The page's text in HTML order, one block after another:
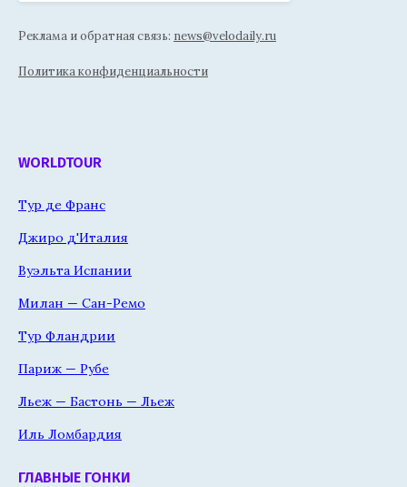
Реклама и обратная связь: news@velodaily.ru
Политика конфиденциальности
WORLDTOUR
Тур де Франс
Джиро д'Италия
Вуэльта Испании
Милан — Сан-Ремо
Тур Фландрии
Париж — Рубе
Льеж — Бастонь — Льеж
Иль Ломбардия
ГЛАВНЫЕ ГОНКИ